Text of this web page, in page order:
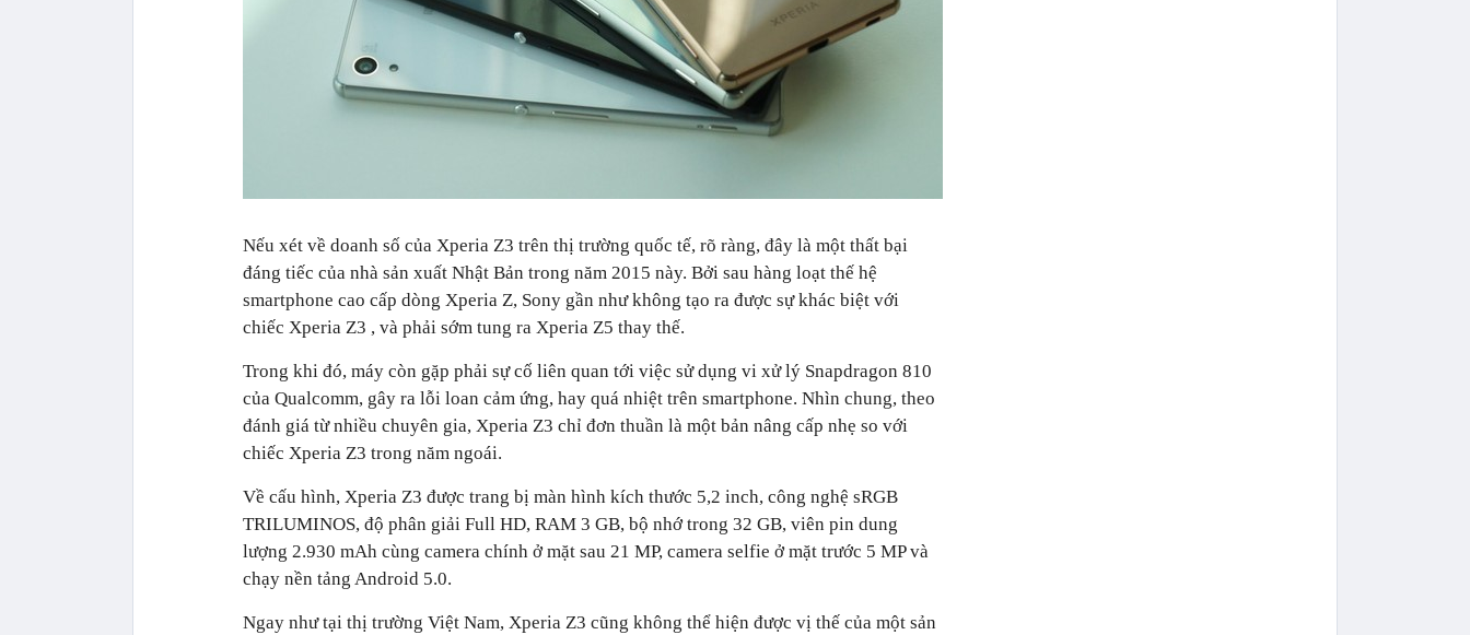
Nếu xét về doanh số của Xperia Z3 trên thị trường quốc tế, rõ ràng, đây là một thất bại
đáng tiếc của nhà sản xuất Nhật Bản trong năm 2015 này. Bởi sau hàng loạt thế hệ
smartphone cao cấp dòng Xperia Z, Sony gần như không tạo ra được sự khác biệt với
chiếc Xperia Z3 , và phải sớm tung ra Xperia Z5 thay thế.
Trong khi đó, máy còn gặp phải sự cố liên quan tới việc sử dụng vi xử lý Snapdragon 810
của Qualcomm, gây ra lỗi loan cảm ứng, hay quá nhiệt trên smartphone. Nhìn chung, theo
đánh giá từ nhiều chuyên gia, Xperia Z3 chỉ đơn thuần là một bản nâng cấp nhẹ so với
chiếc Xperia Z3 trong năm ngoái.
Về cấu hình, Xperia Z3 được trang bị màn hình kích thước 5,2 inch, công nghệ sRGB
TRILUMINOS, độ phân giải Full HD, RAM 3 GB, bộ nhớ trong 32 GB, viên pin dung
lượng 2.930 mAh cùng camera chính ở mặt sau 21 MP, camera selfie ở mặt trước 5 MP và
chạy nền tảng Android 5.0.
Ngay như tại thị trường Việt Nam, Xperia Z3 cũng không thể hiện được vị thế của một sản